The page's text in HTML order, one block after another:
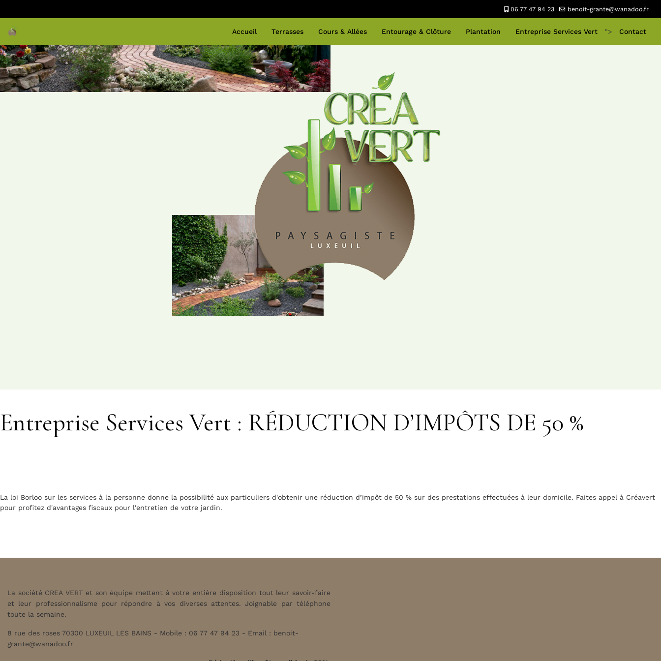
06 77 47 94 23 benoit-grante@wanadoo.fr
Accueil Terrasses Cours & Allées Entourage & Clôture Plantation Entreprise Services Vert "> Contact
Entreprise Services Vert : RÉDUCTION D’IMPÔTS DE 50 %
La loi Borloo sur les services à la personne donne la possibilité aux particuliers d'obtenir une réduction d’impôt de 50 % sur des prestations effectuées à leur domicile. Faites appel à Créavert
pour profitez d'avantages fiscaux pour l'entretien de votre jardin.
La société CREA VERT et son équipe mettent à votre entière disposition tout leur savoir-faire
et leur professionnalisme pour répondre à vos diverses attentes. Joignable par téléphone
toute la semaine.
8 rue des roses 70300 LUXEUIL LES BAINS - Mobile : 06 77 47 94 23 - Email : benoit-
grante@wanadoo.fr